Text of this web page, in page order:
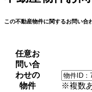
この不動産物件に関するお問い合
任意お
問い合
わせの
物件
※複数